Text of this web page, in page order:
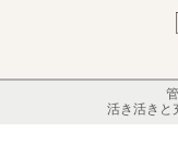
活き活きと